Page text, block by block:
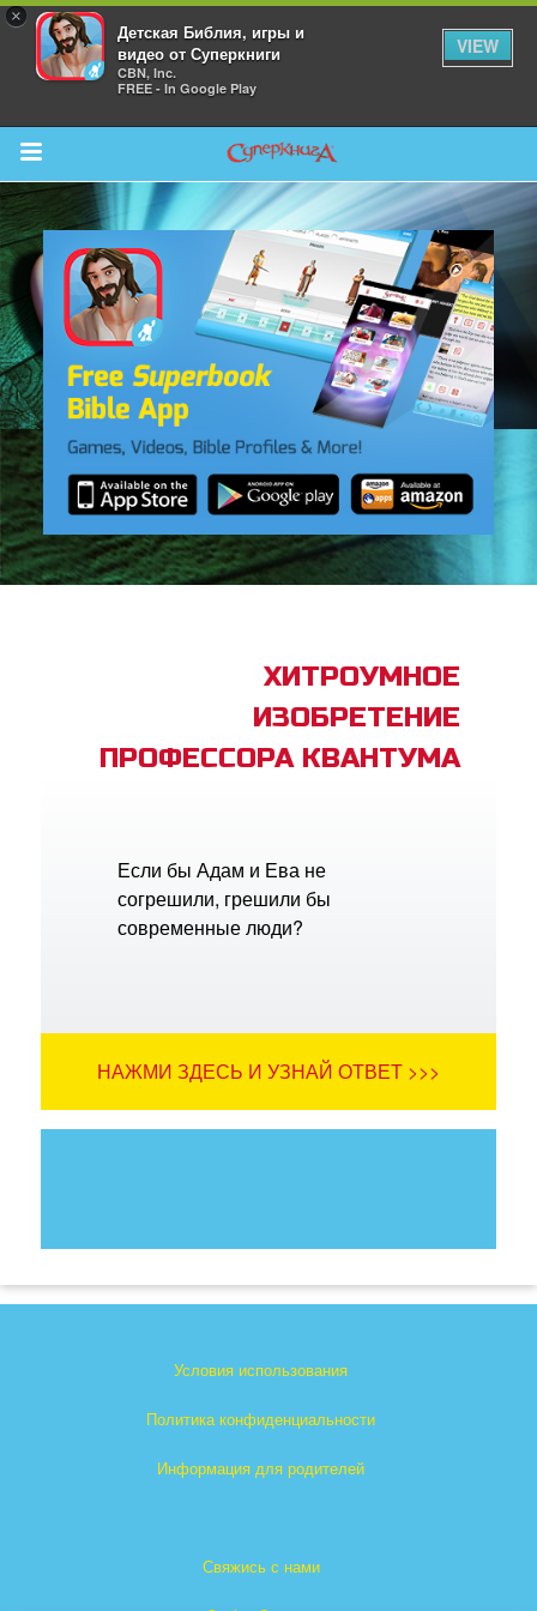
×
Детская Библия, игры и
видео от Суперкниги
CBN, Inc.
FREE - In Google Play
VIEW
Return to Content
Bible App
ХИТРОУМНОЕ
ИЗОБРЕТЕНИЕ
ПРОФЕССОРА КВАНТУМА
Если бы Адам и Ева не
согрешили, грешили бы
современные люди?
НАЖМИ ЗДЕСЬ И УЗНАЙ ОТВЕТ >>>
Условия использования
Политика конфиденциальности
Информация для родителей
Свяжись с нами